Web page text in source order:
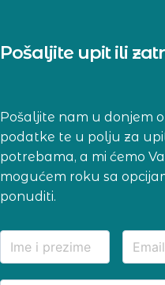
Pošaljite upit ili
Pošaljite nam u donjem
podatke te u polju za
potrebama, a mi ćemo
mogućem roku sa
ponuditi.